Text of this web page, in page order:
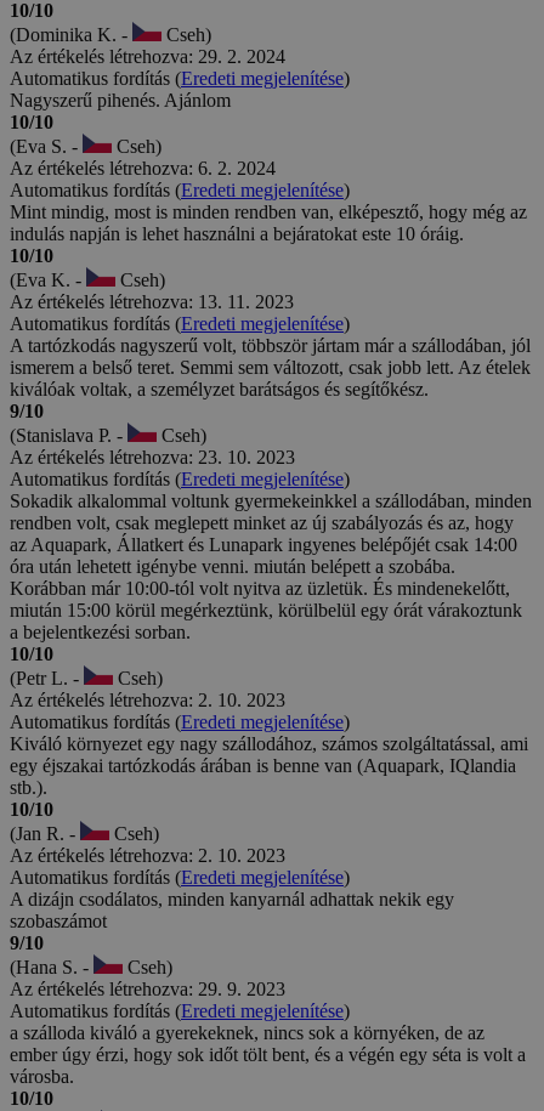
10/10
(Dominika K. -
Cseh)
Az értékelés létrehozva: 29. 2. 2024
Automatikus fordítás (Eredeti megjelenítése)
Nagyszerű pihenés. Ajánlom
10/10
(Eva S. -
Cseh)
Az értékelés létrehozva: 6. 2. 2024
Automatikus fordítás (Eredeti megjelenítése)
Mint mindig, most is minden rendben van, elképesztő, hogy még az
indulás napján is lehet használni a bejáratokat este 10 óráig.
10/10
(Eva K. -
Cseh)
Az értékelés létrehozva: 13. 11. 2023
Automatikus fordítás (Eredeti megjelenítése)
A tartózkodás nagyszerű volt, többször jártam már a szállodában, jól
ismerem a belső teret. Semmi sem változott, csak jobb lett. Az ételek
kiválóak voltak, a személyzet barátságos és segítőkész.
9/10
(Stanislava P. -
Cseh)
Az értékelés létrehozva: 23. 10. 2023
Automatikus fordítás (Eredeti megjelenítése)
Sokadik alkalommal voltunk gyermekeinkkel a szállodában, minden
rendben volt, csak meglepett minket az új szabályozás és az, hogy
az Aquapark, Állatkert és Lunapark ingyenes belépőjét csak 14:00
óra után lehetett igénybe venni. miután belépett a szobába.
Korábban már 10:00-tól volt nyitva az üzletük. És mindenekelőtt,
miután 15:00 körül megérkeztünk, körülbelül egy órát várakoztunk
a bejelentkezési sorban.
10/10
(Petr L. -
Cseh)
Az értékelés létrehozva: 2. 10. 2023
Automatikus fordítás (Eredeti megjelenítése)
Kiváló környezet egy nagy szállodához, számos szolgáltatással, ami
egy éjszakai tartózkodás árában is benne van (Aquapark, IQlandia
stb.).
10/10
(Jan R. -
Cseh)
Az értékelés létrehozva: 2. 10. 2023
Automatikus fordítás (Eredeti megjelenítése)
A dizájn csodálatos, minden kanyarnál adhattak nekik egy
szobaszámot
9/10
(Hana S. -
Cseh)
Az értékelés létrehozva: 29. 9. 2023
Automatikus fordítás (Eredeti megjelenítése)
a szálloda kiváló a gyerekeknek, nincs sok a környéken, de az
ember úgy érzi, hogy sok időt tölt bent, és a végén egy séta is volt a
városba.
10/10